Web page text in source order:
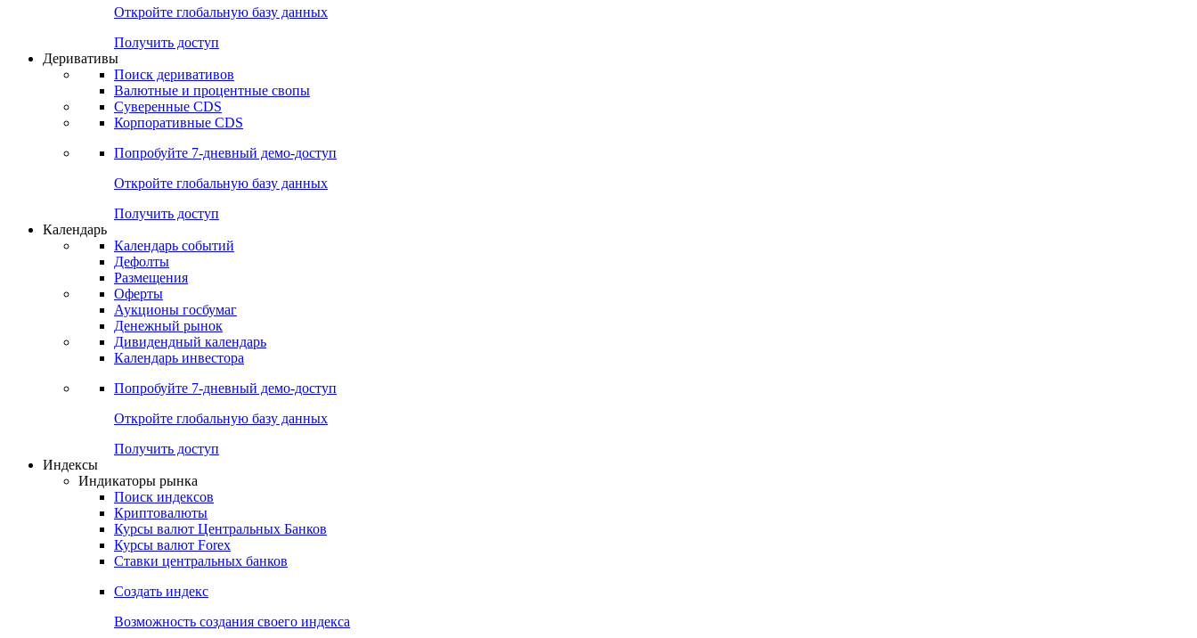
Откройте глобальную базу данных
Получить доступ
Деривативы
Поиск деривативов
Валютные и процентные свопы
Суверенные CDS
Корпоративные CDS
Попробуйте 7-дневный демо-доступ
Откройте глобальную базу данных
Получить доступ
Календарь
Календарь событий
Дефолты
Размещения
Оферты
Аукционы госбумаг
Денежный рынок
Дивидендный календарь
Календарь инвестора
Попробуйте 7-дневный демо-доступ
Откройте глобальную базу данных
Получить доступ
Индексы
Индикаторы рынка
Поиск индексов
Криптовалюты
Курсы валют Центральных Банков
Курсы валют Forex
Ставки центральных банков
Создать индекс
Возможность создания своего индекса